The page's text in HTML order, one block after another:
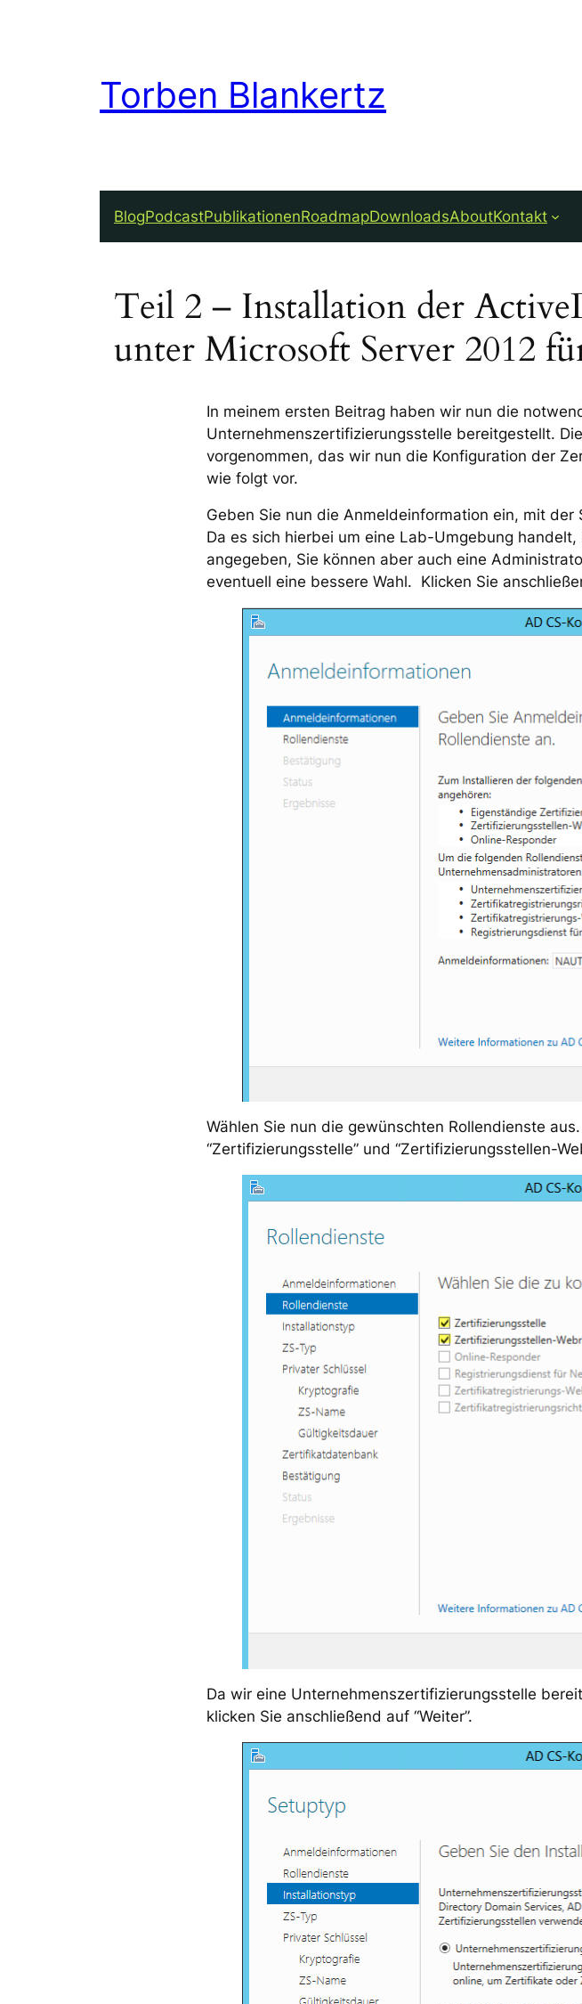
Torben Blankertz
BlogPodcastPublikationenRoadmapDownloadsAboutKontakt
Teil 2 – Installation der
unter Microsoft Server 2012
In meinem ersten Beitrag haben wir nun die
Unternehmenszertifizierungsstelle bereitgestellt.
vorgenommen, das wir nun die Konfiguration der
wie folgt vor.
Geben Sie nun die Anmeldeinformation ein, mit
Da es sich hierbei um eine Lab-Umgebung
angegeben, Sie können aber auch eine
eventuell eine bessere Wahl. Klicken Sie
Wählen Sie nun die gewünschten Rollendienste
“Zertifizierungsstelle” und “Zertifizierungsstellen-
Da wir eine Unternehmenszertifizierungsstelle
klicken Sie anschließend auf “Weiter”.